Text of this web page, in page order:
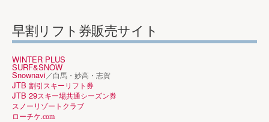
早割リフト券販売サイト
WINTER PLUS
SURF&SNOW
Snownavi／白馬・妙高・志賀
JTB 割引スキーリフト券
JTB 29スキー場共通シーズン券
スノーリゾートクラブ
ローチケ.com